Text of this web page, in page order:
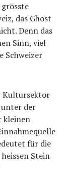
grösste
das Ghost
Denn das
Sinn, viel
Schweizer
Kultursektor
der
kleinen
für die
Stein